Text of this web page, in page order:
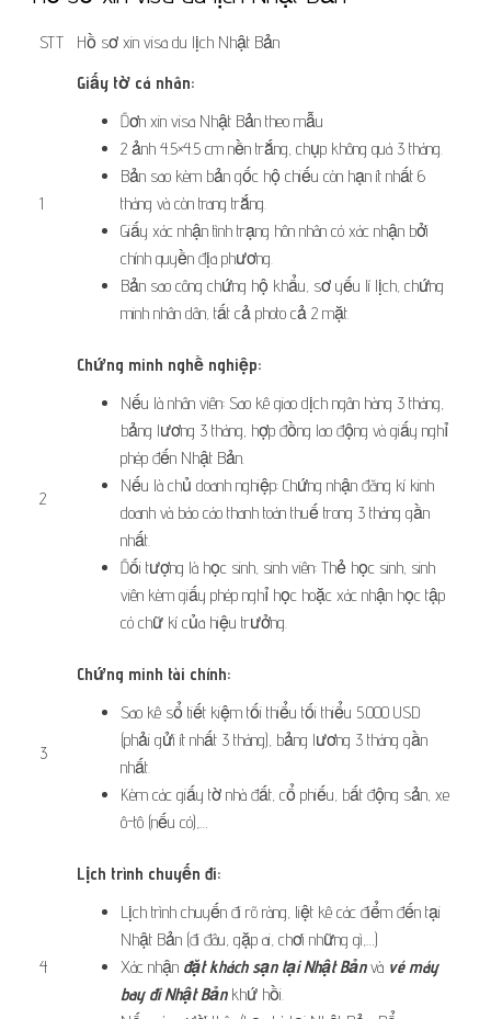
STT Hồ sơ xin visa du lịch Nhật Bản
1
Giấy tờ cá nhân:
Đơn xin visa Nhật Bản theo mẫu
2 ảnh 4.5×4.5 cm nền trắng, chụp không quá 3 tháng.
Bản sao kèm bản gốc hộ chiếu còn hạn ít nhất 6
tháng và còn trang trắng.
Giấy xác nhận tình trạng hôn nhân có xác nhận bởi
chính quyền địa phương.
Bản sao công chứng hộ khẩu, sơ yếu lí lịch, chứng
minh nhân dân, tất cả photo cả 2 mặt.
2
Chứng minh nghề nghiệp:
Nếu là nhân viên: Sao kê giao dịch ngân hàng 3 tháng,
bảng lương 3 tháng, hợp đồng lao động và giấy nghỉ
phép đến Nhật Bản.
Nếu là chủ doanh nghiệp: Chứng nhận đăng kí kinh
doanh và báo cáo thanh toán thuế trong 3 tháng gần
nhất.
Đối tượng là học sinh, sinh viên: Thẻ học sinh, sinh
viên kèm giấy phép nghỉ học hoặc xác nhận học tập
có chữ kí của hiệu trưởng.
3
Chứng minh tài chính:
Sao kê sổ tiết kiệm tối thiểu tối thiểu 5.000 USD
(phải gửi ít nhất 3 tháng), bảng lương 3 tháng gần
nhất.
Kèm các giấy tờ nhà đất, cổ phiếu, bất động sản, xe
ô-tô (nếu có),…
4
Lịch trình chuyến đi:
Lịch trình chuyến đi rõ ràng, liệt kê các điểm đến tại
Nhật Bản (đi đâu, gặp ai, chơi những gì,…)
Xác nhận đặt khách sạn tại Nhật Bảnvà vé máy
bay đi Nhật Bảnkhứ hồi.